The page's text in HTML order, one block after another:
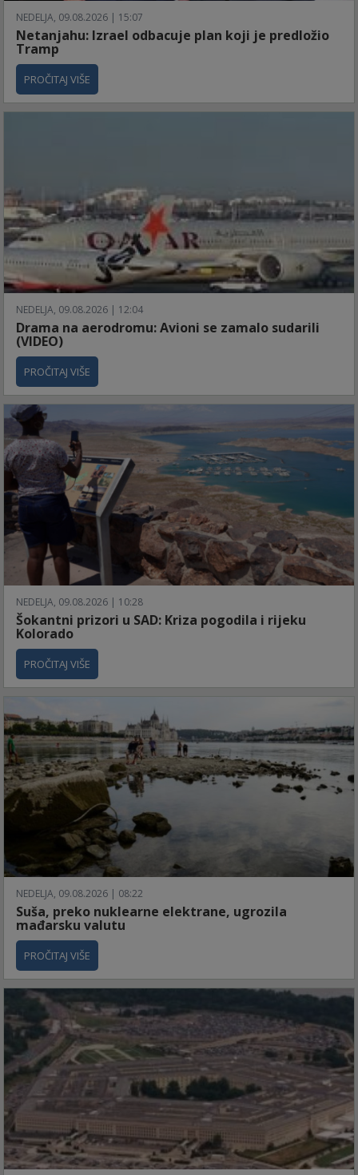
NEDELJA, 09.08.2026 | 15:07
Netanjahu: Izrael odbacuje plan koji je predložio
Tramp
PROČITAJ VIŠE
NEDELJA, 09.08.2026 | 12:04
Drama na aerodromu: Avioni se zamalo sudarili
(VIDEO)
PROČITAJ VIŠE
NEDELJA, 09.08.2026 | 10:28
Šokantni prizori u SAD: Kriza pogodila i rijeku
Kolorado
PROČITAJ VIŠE
NEDELJA, 09.08.2026 | 08:22
Suša, preko nuklearne elektrane, ugrozila
mađarsku valutu
PROČITAJ VIŠE